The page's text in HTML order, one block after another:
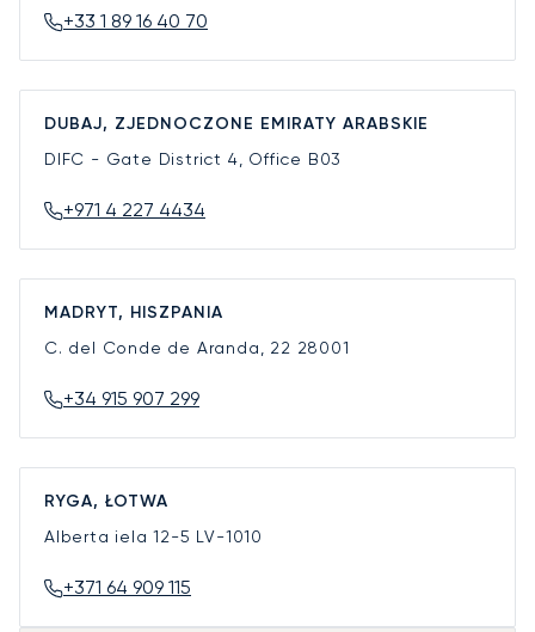
+33 1 89 16 40 70
DUBAJ, ZJEDNOCZONE EMIRATY ARABSKIE
DIFC - Gate District 4, Office B03
+971 4 227 4434
MADRYT, HISZPANIA
C. del Conde de Aranda, 22 28001
+34 915 907 299
RYGA, ŁOTWA
Alberta iela 12-5 LV-1010
+371 64 909 115